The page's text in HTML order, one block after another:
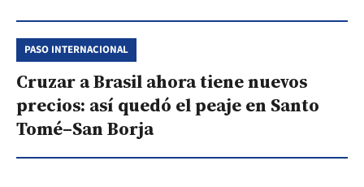
PASO INTERNACIONAL
Cruzar a Brasil ahora tiene nuevos
precios: así quedó el peaje en Santo
Tomé–San Borja